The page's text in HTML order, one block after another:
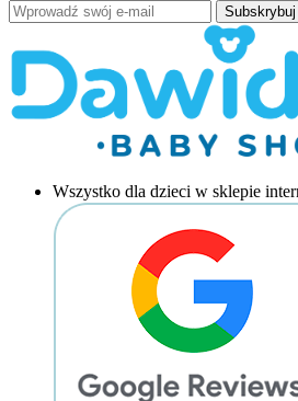
Subskrybuj
Wszystko dla dzieci w sklepie